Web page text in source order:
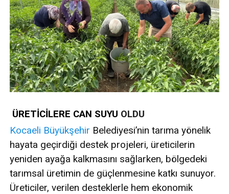
ÜRETİCİLERE CAN SUYU OLDU
Kocaeli Büyükşehir Belediyesi’nin tarıma yönelik
hayata geçirdiği destek projeleri, üreticilerin
yeniden ayağa kalkmasını sağlarken, bölgedeki
tarımsal üretimin de güçlenmesine katkı sunuyor.
Üreticiler, verilen desteklerle hem ekonomik